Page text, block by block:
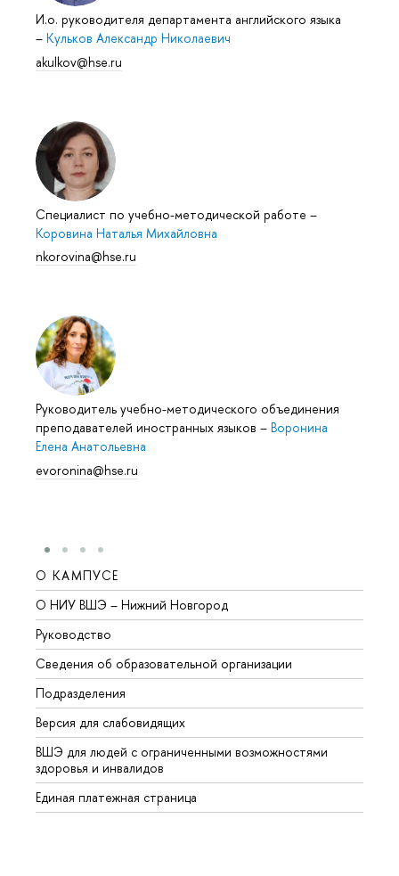
И.о. руководителя департамента английского языка
– Кульков Александр Николаевич
akulkov@hse.ru
Специалист по учебно-методической работе –
Коровина Наталья Михайловна
nkorovina@hse.ru
Руководитель учебно-методического объединения
преподавателей иностранных языков – Воронина
Елена Анатольевна
evoronina@hse.ru
О КАМПУСЕ
О НИУ ВШЭ – Нижний Новгород
Руководство
Сведения об образовательной организации
Подразделения
Версия для слабовидящих
ВШЭ для людей с ограниченными возможностями
здоровья и инвалидов
Единая платежная страница